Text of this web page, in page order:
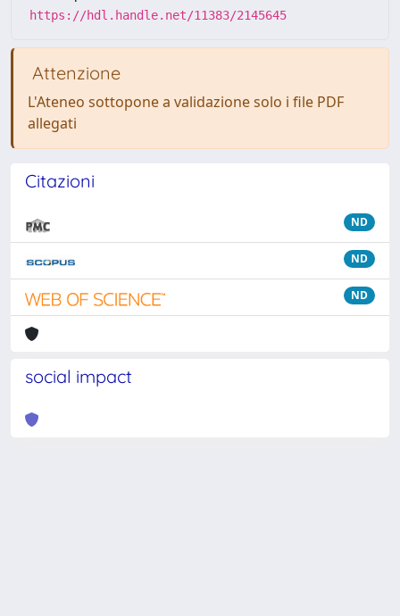
https://hdl.handle.net/11383/2145645
Attenzione
L'Ateneo sottopone a validazione solo i file PDF
allegati
Citazioni
ND
ND
ND
social impact